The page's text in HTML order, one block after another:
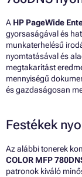
A HP PageWide
gyorsaságával és
munkaterhelésű
nyomtatásával és
megtakarítást
mennyiségű
és gazdaságosan
Festékek
Az alábbi tonerek
COLOR MFP
patronok kiváló